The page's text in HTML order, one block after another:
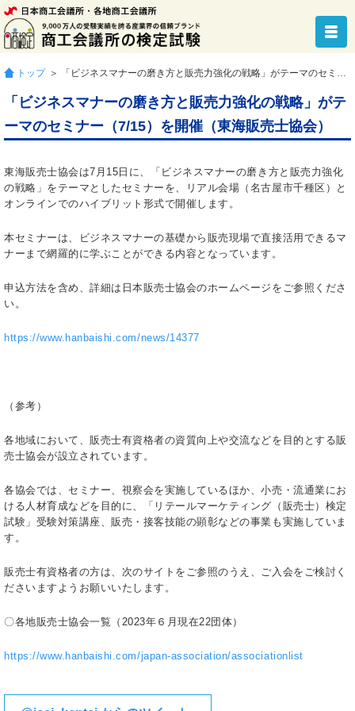
トップ ＞ 「ビジネスマナーの磨き方と販売力強化の戦略」がテーマのセミナー（7/15）を開催（東海販売士協会）
「ビジネスマナーの磨き方と販売力強化の戦略」がテ
ーマのセミナー（7/15）を開催（東海販売士協会）
東海販売士協会は7月15日に、「ビジネスマナーの磨き方と販売力強化
の戦略」をテーマとしたセミナーを、リアル会場（名古屋市千種区）と
オンラインでのハイブリット形式で開催します。
本セミナーは、ビジネスマナーの基礎から販売現場で直接活用できるマ
ナーまで網羅的に学ぶことができる内容となっています。
申込方法を含め、詳細は日本販売士協会のホームページをご参照くださ
い。
https://www.hanbaishi.com/news/14377
（参考）
各地域において、販売士有資格者の資質向上や交流などを目的とする販
売士協会が設立されています。
各協会では、セミナー、視察会を実施しているほか、小売・流通業にお
ける人材育成などを目的に、「リテールマーケティング（販売士）検定
試験」受験対策講座、販売・接客技能の顕彰などの事業も実施していま
す。
販売士有資格者の方は、次のサイトをご参照のうえ、ご入会をご検討く
ださいますようお願いいたします。
〇各地販売士協会一覧（2023年６月現在22団体）
https://www.hanbaishi.com/japan-association/associationlist